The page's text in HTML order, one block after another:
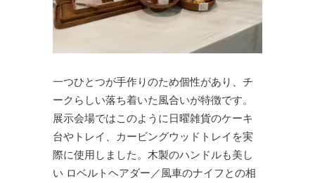
一つひとつが手作りのため個性があり、チ
ークらしい落ち着いた風合いが特徴です。
展示会場ではこのように日曜雑貨のケーキ
台やトレイ、カービングウッドトレイを実
際に使用しました。木製のハンドルも美し
い ロベルトヘアダー／風車のナイフとの相